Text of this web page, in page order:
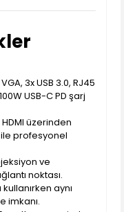
VGA, 3x USB 3.0, RJ45
USB-C PD şarj
HDMI üzerinden
profesyonel
ve
noktası.
kullanırken aynı
imkanı.